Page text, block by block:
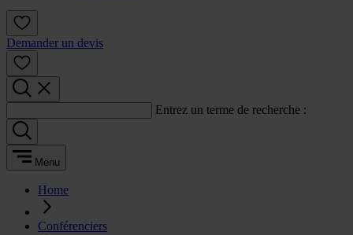
Demander un devis
Entrez un terme de recherche :
Menu
Home
Conférenciers